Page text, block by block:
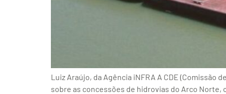
Luiz Araújo, da Agência iNFRA A CDE (Comissão
sobre as concessões de hidrovias do Arco